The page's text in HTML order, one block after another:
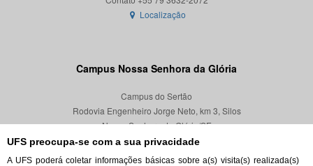
UFS preocupa-se com a sua privacidade
A UFS poderá coletar informações básicas sobre a(s) visita(s) realizada(s)
Localização
Campus Nossa Senhora da Glória
Campus do Sertão
Rodovia Engenheiro Jorge Neto, km 3, Silos
Nossa Senhora da Glória/SE
CEP 49680-000